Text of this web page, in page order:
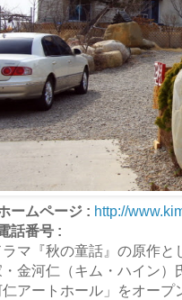
ームページ : http://
話番号 :
ラマ『秋の童話』の原作
・金河仁（キム・ハイン
アートホール」をオープ